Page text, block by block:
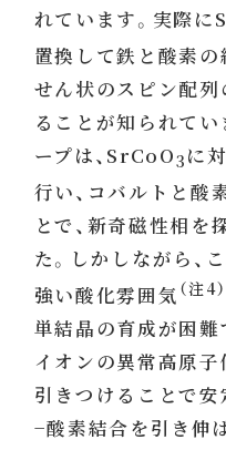
れています。実際に
置換して鉄と酸素の
せん状のスピン配
ることが知られて
ープは、SrCoO3 に
行い、コバルトと酸
とで、新奇磁性相を
た。しかしながら、
強い酸化雰囲気 （注4）
単結晶の育成が困難
イオンの異常高原
引きつけることで安
−酸素結合を引き伸